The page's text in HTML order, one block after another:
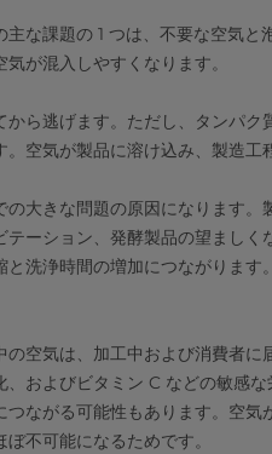
な課題の 1 つは、不要な空気
が混入しやすくなります。
から逃げます。ただし、タンパ
空気が製品に溶け込み、製造工
大きな問題の原因になります。
テーション、発酵製品の望まし
洗浄時間の増加につながりま
の空気は、加工中および消費者
およびビタミン C などの敏感
つながる可能性もあります。空
不可能になるためです。